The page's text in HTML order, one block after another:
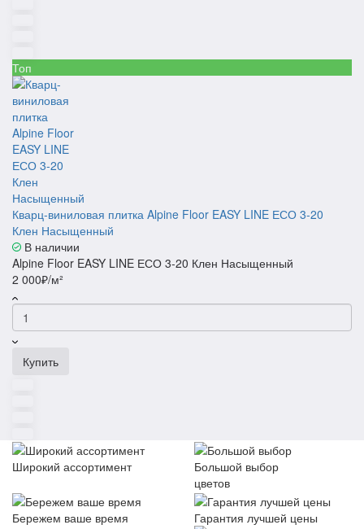
Топ
Кварц-виниловая плитка Alpine Floor EASY LINE ЕСО 3-20
Клен Насыщенный
В наличии
Alpine Floor EASY LINE ЕСО 3-20 Клен Насыщенный
2 000₽/м²
Купить
Широкий ассортимент
Большой выбор
цветов
Бережем ваше время
Гарантия лучшей цены